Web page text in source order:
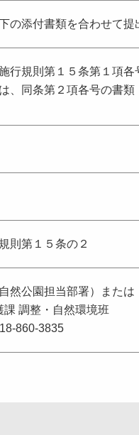
の添付書類を合わせて提
行規則第１５条第１項各
、同条第２項各号の書類
則第１５条の２
然公園担当部署）または
調整・自然環境班
860-3835